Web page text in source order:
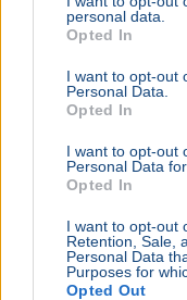
personal data.
Opted In
I want to opt-out
Personal Data.
Opted In
I want to opt-out
Personal Data
Opted In
I want to opt-out
Retention, Sale,
Personal Data
Purposes for
Opted Out
Ukrajna Oroszország
nyaralók közé
Gelendzsik
Németország